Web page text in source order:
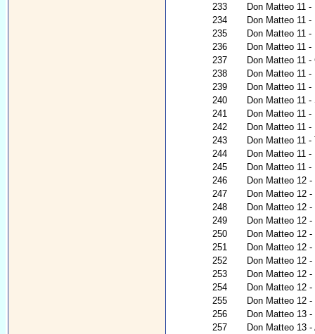
233
Don Matteo 11 -
234
Don Matteo 11
235
Don Matteo 11
236
Don Matteo 11 -
237
Don Matteo 11
238
Don Matteo 11
239
Don Matteo 11
240
Don Matteo 11 -
241
Don Matteo 11 -
242
Don Matteo 11
243
Don Matteo 11
244
Don Matteo 11
245
Don Matteo 11
246
Don Matteo 12
247
Don Matteo 12
248
Don Matteo 12
249
Don Matteo 12
250
Don Matteo 12
251
Don Matteo 12
252
Don Matteo 12 -
253
Don Matteo 12
254
Don Matteo 12
255
Don Matteo 12
256
Don Matteo 13
257
Don Matteo 13